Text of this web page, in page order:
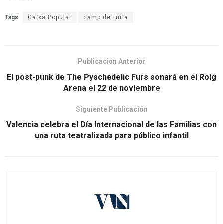
Tags: Caixa Popular camp de Turia
Publicación Anterior
El post-punk de The Pyschedelic Furs sonará en el Roig
Arena el 22 de noviembre
Siguiente Publicación
Valencia celebra el Día Internacional de las Familias con
una ruta teatralizada para público infantil